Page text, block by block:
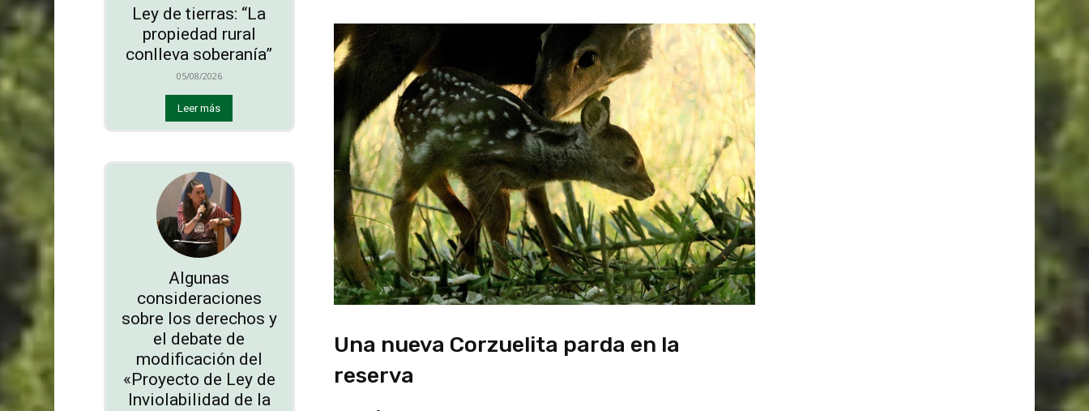
Ley de tierras: “La
propiedad rural
conlleva soberanía”
05/08/2026
Leer más
Algunas
consideraciones
sobre los derechos y
el debate de
modificación del
«Proyecto de Ley de
Inviolabilidad de la
Una nueva Corzuelita parda en la
reserva